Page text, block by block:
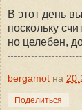
В этот день
поскольку
но целебен,
bergamot на
Поделиться